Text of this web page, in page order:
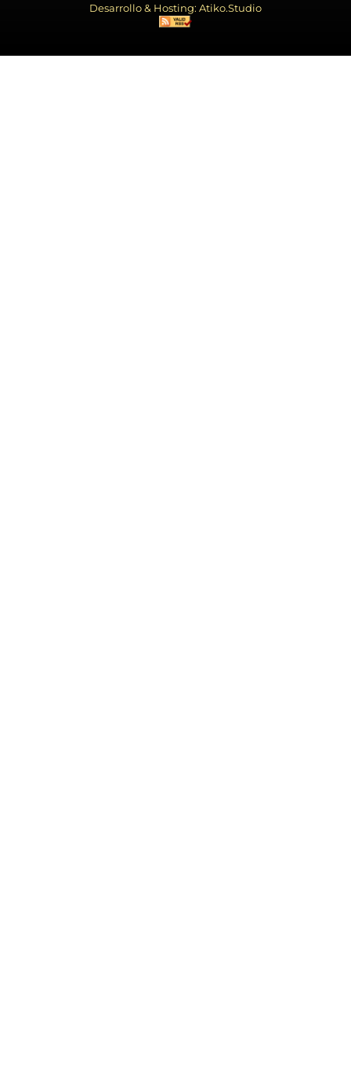
Desarrollo & Hosting: Atiko.Studio